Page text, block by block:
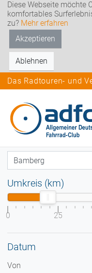
Diese Webseite möchte
komfortables
zu? Mehr erfahren
Akzeptieren
Ablehnen
Das Radtouren- und
Umkreis (km)
0 25
Datum
Von